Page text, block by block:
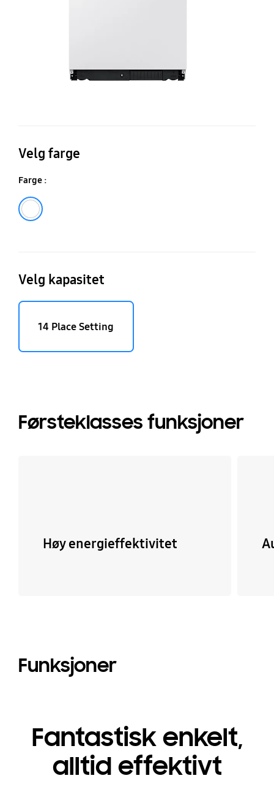
Velg farge
Farge :
Velg kapasitet
14 Place Setting
Førsteklasses funksjoner
Høy energieffektivitet
Funksjoner
Fantastisk enkelt,
alltid effektivt